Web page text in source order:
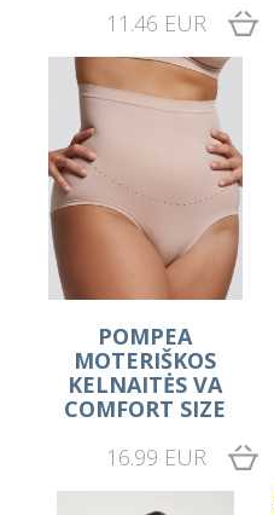
11.46 EUR
POMPEA
MOTERIŠKOS
KELNAITĖS VA
COMFORT SIZE
16.99 EUR